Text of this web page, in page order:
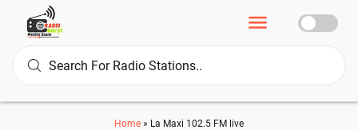
Home » La Maxi 102.5 FM live